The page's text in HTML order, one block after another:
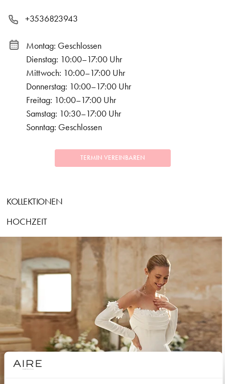
+3536823943
Montag: Geschlossen
Dienstag: 10:00–17:00 Uhr
Mittwoch: 10:00–17:00 Uhr
Donnerstag: 10:00–17:00 Uhr
Freitag: 10:00–17:00 Uhr
Samstag: 10:30–17:00 Uhr
Sonntag: Geschlossen
TERMIN VEREINBAREN
KOLLEKTIONEN
HOCHZEIT